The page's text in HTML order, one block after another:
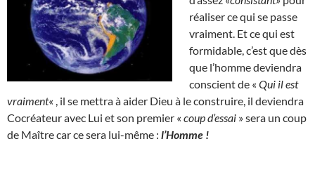
réaliser ce qui se passe
vraiment. Et ce qui est
formidable, c’est que dès
que l’homme deviendra
conscient de « Qui il est
vraiment« , il se mettra à aider Dieu à le construire, il deviendra
Cocréateur avec Lui et son premier « coup d’essai » sera un coup
de Maître car ce sera lui-même : l’Homme !